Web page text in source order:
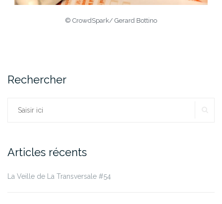
© CrowdSpark/ Gerard Bottino
Rechercher
Rechercher :
Articles récents
La Veille de La Transversale #54